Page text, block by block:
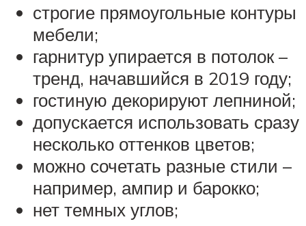
строгие прямоугольные контуры
мебели;
гарнитур упирается в потолок –
тренд, начавшийся в 2019 году;
гостиную декорируют лепниной;
допускается использовать сразу
несколько оттенков цветов;
можно сочетать разные стили –
например, ампир и барокко;
нет темных углов;